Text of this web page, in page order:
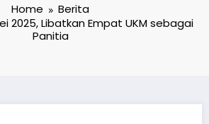
Home
Berita
2025, Libatkan Empat UKM sebagai
Panitia